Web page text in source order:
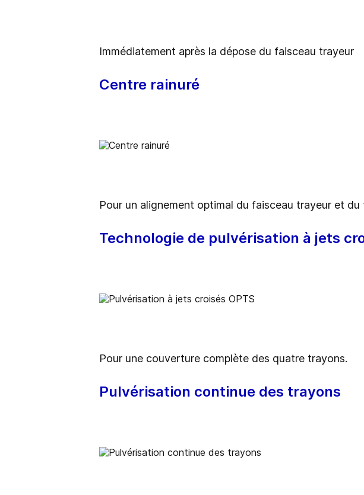
Immédiatement après la dépose du faisceau trayeur
Centre rainuré
Pour un alignement optimal du faisceau trayeur et
Technologie de pulvérisation à jets
Pour une couverture complète des quatre trayons.
Pulvérisation continue des trayons